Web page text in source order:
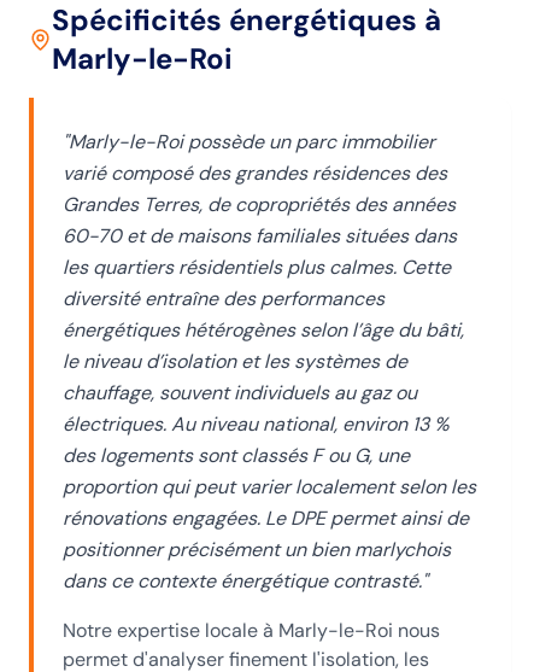
Spécificités énergétiques à
Marly-le-Roi
"Marly-le-Roi possède un parc immobilier
varié composé des grandes résidences des
Grandes Terres, de copropriétés des années
60-70 et de maisons familiales situées dans
les quartiers résidentiels plus calmes. Cette
diversité entraîne des performances
énergétiques hétérogènes selon l’âge du bâti,
le niveau d’isolation et les systèmes de
chauffage, souvent individuels au gaz ou
électriques. Au niveau national, environ 13 %
des logements sont classés F ou G, une
proportion qui peut varier localement selon les
rénovations engagées. Le DPE permet ainsi de
positionner précisément un bien marlychois
dans ce contexte énergétique contrasté."
Notre expertise localeà Marly-le-Roi nous
permet d'analyser finement l'isolation, les